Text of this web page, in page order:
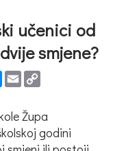
učenici od
smjene?
Messenger
Email
Župa
godini